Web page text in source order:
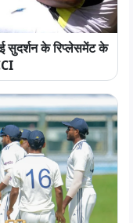
सुदर्शन के रिप्लेसमेंट के